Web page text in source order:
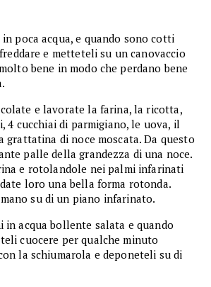
poca acqua, e quando sono cotti
e metteteli su un canovaccio
bene in modo che perdano bene
e lavorate la farina, la ricotta,
4 cucchiai di parmigiano, le uova, il
grattatina di noce moscata. Da questo
palle della grandezza di una noce.
e rotolandole nei palmi infarinati
loro una bella forma rotonda.
su di un piano infarinato.
in acqua bollente salata e quando
cuocere per qualche minuto
la schiumarola e deponeteli su di